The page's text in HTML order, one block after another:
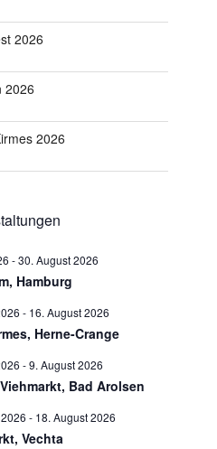
2026
2026
2026
-30. August 2026
Hamburg
- 16. August 2026
Herne-Crange
-9. August 2026
Bad Arolsen
- 18. August 2026
Vechta